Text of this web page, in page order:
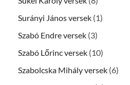
Surányi János versek (1)
Szabó Endre versek (3)
Szabó Lőrinc versek (10)
Szabolcska Mihály versek (6)